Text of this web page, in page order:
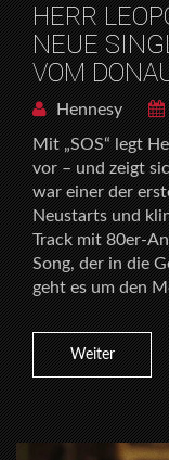
HERR
NEUE
VOM
Hennesy
Mit „SOS“ legt
vor – und zeigt
war einer der
Neustarts und
Track mit 80er-
Song, der in die
geht es um den
Weiter